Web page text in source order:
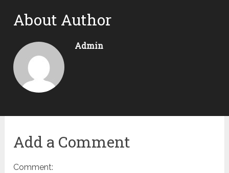
About Author
Admin
Add a Comment
Comment: